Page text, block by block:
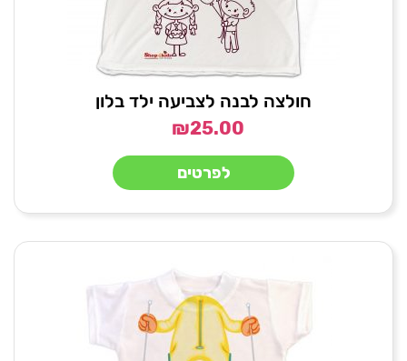
חולצה לבנה לצביעה ילד בלון
₪25.00
לפרטים